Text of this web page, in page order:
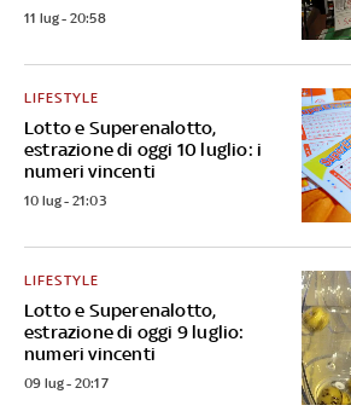
11 lug - 20:58
Lotto e Superenalotto,
estrazione di oggi 10 luglio: i
numeri vincenti
LIFESTYLE
10 lug - 21:03
Lotto e Superenalotto,
estrazione di oggi 9 luglio:
numeri vincenti
LIFESTYLE
09 lug - 20:17